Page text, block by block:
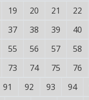
19 20 21 22
37 38 39 40
55 56 57 58
73 74 75 76
91 92 93 94